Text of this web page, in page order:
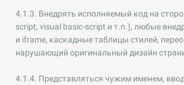
4.1.3. Внедрять исполняемый код на
script, visual basic-script и т.п.), любые
и iframe, каскадные таблицы стилей,
нарушающий оригинальный дизайн
4.1.4. Представляться чужим именем,